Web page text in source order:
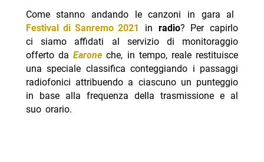
Come stanno andando le canzoni in gara al
Festival di Sanremo 2021
in radio? Per capirlo
ci siamo affidati al servizio di monitoraggio
offerto daEarone che, in tempo, reale restituisce
una speciale classifica conteggiando i passaggi
radiofonici attribuendo a ciascuno un punteggio
in base alla frequenza della trasmissione e al
suo orario.